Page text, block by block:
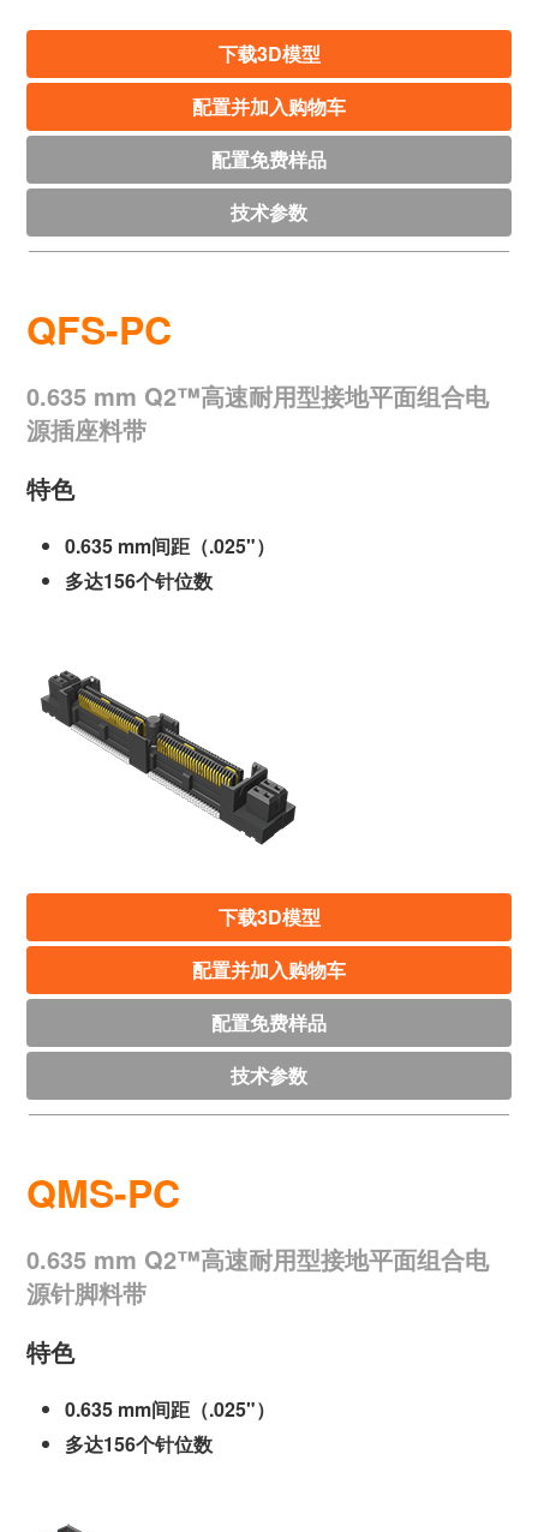
下载3D模型
配置并加入购物车
配置免费样品
技术参数
QFS-PC
0.635 mm Q2™高速耐用型接地平面组合电
源插座料带
特色
0.635 mm间距（.025"）
多达156个针位数
下载3D模型
配置并加入购物车
配置免费样品
技术参数
QMS-PC
0.635 mm Q2™高速耐用型接地平面组合电
源针脚料带
特色
0.635 mm间距（.025"）
多达156个针位数